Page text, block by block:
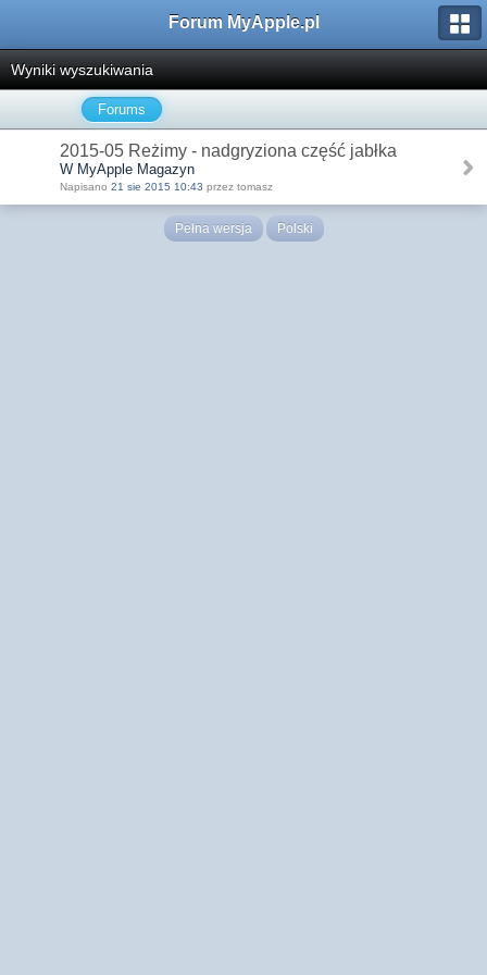
Forum MyApple.pl
Wyniki wyszukiwania
Forums
2015-05 Reżimy - nadgryziona część jabłka
W MyApple Magazyn
Napisano 21 sie 2015 10:43 przez tomasz
Pełna wersja Polski